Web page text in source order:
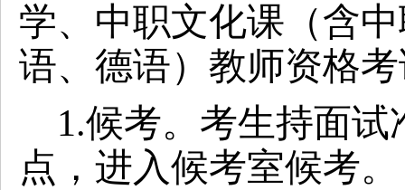
学、中职文化课（含
语、德语）教师资格
1.候考。考生持面
点，进入候考室候考。